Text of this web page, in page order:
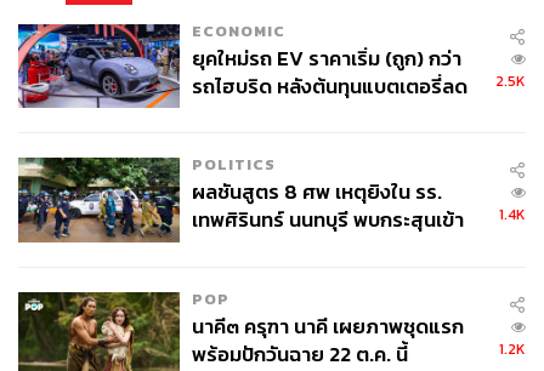
ECONOMIC
ยุคใหม่รถ EV ราคาเริ่ม (ถูก) กว่า
รถไฮบริด หลังต้นทุนแบตเตอรี่ลด
2.5K
POLITICS
ผลชันสูตร 8 ศพ เหตุยิงใน รร.
เทพศิรินทร์ นนทบุรี พบกระสุนเข้า
1.4K
POP
นาคี๓ ครุฑา นาคี เผยภาพชุดแรก
พร้อมปักวันฉาย 22 ต.ค. นี้
1.2K